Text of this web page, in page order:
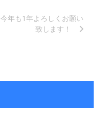
今年も1年よろしくお願い
致します！